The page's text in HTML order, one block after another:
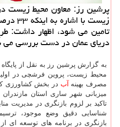
پرشین رز: معاون محیط زیست
زیست با
تامین می شود، اظهار داشت:
دریای عمان در دست بررسی می
به گزارش پرشین رز به نقل از
محیط زیست، پروین فرشچی در
مصرف بهینه آب
میزبانی شهر ساری استان
تاكید بر لزوم بازنگری در مدیریت
شناسایی دقیق وضع موجود،
بازنگری در برنامه های توسعه ای